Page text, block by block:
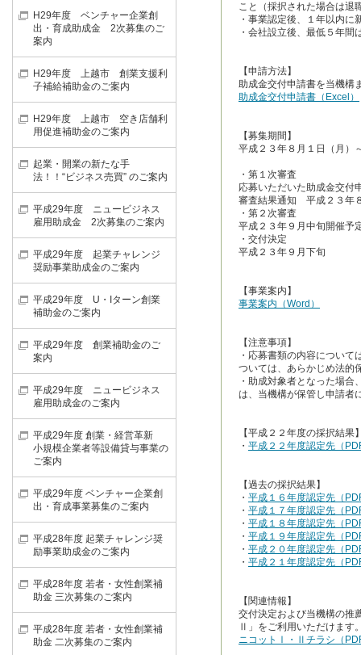
こと（採択された場合は退
・事業認定後、１年以内
・会社設立後、最低５年
【申請方法】
助成金交付申請書を当機構
助成金交付申請書（Excel）
【募集期間】
平成２３年８月１日（月）
・第１次審査
応募いただいた助成金交付
審査結果通知 平成２３年
・第２次審査
平成２３年９月中旬開催予
・交付決定
平成２３年９月下旬
【事業案内】
事業案内（Word）
【注意事項】
・応募書類の内容につい
ついては、あらかじめ法的
・助成対象者となった場
は、当機構が保管し申請者
【平成２２年度の採択結果
・ 平成２２年度認定先（
【過去の採択結果】
・ 平成１６年度認定先（
・ 平成１７年度認定先（
・ 平成１８年度認定先（
・ 平成１９年度認定先（
・ 平成２０年度認定先（
・ 平成２１年度認定先（
【関連情報】
交付決定および当機構の推
Ⅱ」をご利用いただけます
ニコットⅠ・Ⅱチラシ（
H29年度 ベンチャー企業創
出・育成助成金 2次募集のご
案内
H29年度 上越市 創業支援利
子補給補助金のご案内
H29年度 上越市 空き店舗利
用促進補助金のご案内
起業・開業の新たな手
法！！“ビジネス売買” のご案内
平成29年度 ニュービジネス
雇用助成金 2次募集のご案内
平成29年度 起業チャレンジ
奨励事業助成金のご案内
平成29年度 U・Iターン創業
補助金のご案内
平成29年度 創業補助金のご
案内
平成29年度 ニュービジネス
雇用助成金のご案内
平成29年度 創業・経営革新
小規模企業者等設備貸与事業の
ご案内
平成29年度 ベンチャー企業創
出・育成事業募集のご案内
平成28年度 起業チャレンジ奨
励事業助成金のご案内
平成28年度 若者・女性創業補
助金 三次募集のご案内
平成28年度 若者・女性創業補
助金 二次募集のご案内